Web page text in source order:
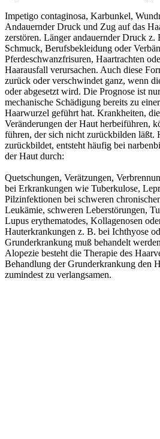
Impetigo contaginosa, Karbunkel,
Andauernder Druck und Zug auf das
zerstören. Länger andauernder Druck z.
Schmuck, Berufsbekleidung oder
Pferdeschwanzfrisuren, Haartrachten
Haarausfall verursachen. Auch diese
zurück oder verschwindet ganz, wenn
oder abgesetzt wird. Die Prognose ist
mechanische Schädigung bereits zu
Haarwurzel geführt hat. Krankheiten,
Veränderungen der Haut herbeiführen,
führen, der sich nicht zurückbilden läßt.
zurückbildet, entsteht häufig bei
der Haut durch:
Quetschungen, Verätzungen,
bei Erkrankungen wie Tuberkulose,
Pilzinfektionen bei schweren
Leukämie, schweren Leberstörungen,
Lupus erythematodes, Kollagenosen
Hauterkrankungen z. B. bei Ichthyose
Grunderkrankung muß behandelt
Alopezie besteht die Therapie des
Behandlung der Grunderkrankung den
zumindest zu verlangsamen.